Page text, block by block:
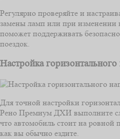
Регулярно проверяйте и
замены ламп или при изменении
поможет поддерживать
поездок.
Настройка горизонтального
Для точной настройки
Рено Премиум ДХИ выполните
что автомобиль стоит на ровной
как вы обычно ездите.